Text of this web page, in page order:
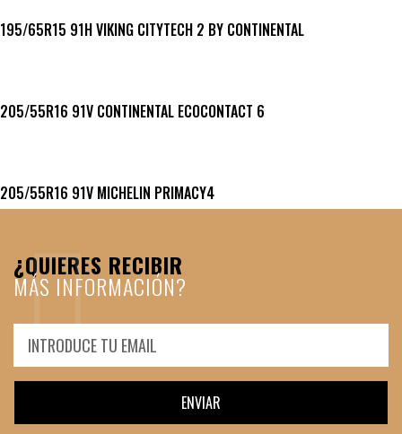
195/65R15 91H VIKING CITYTECH 2 BY CONTINENTAL
205/55R16 91V CONTINENTAL ECOCONTACT 6
205/55R16 91V MICHELIN PRIMACY4
¿QUIERES RECIBIR
MÁS INFORMACIÓN?
ENVIAR